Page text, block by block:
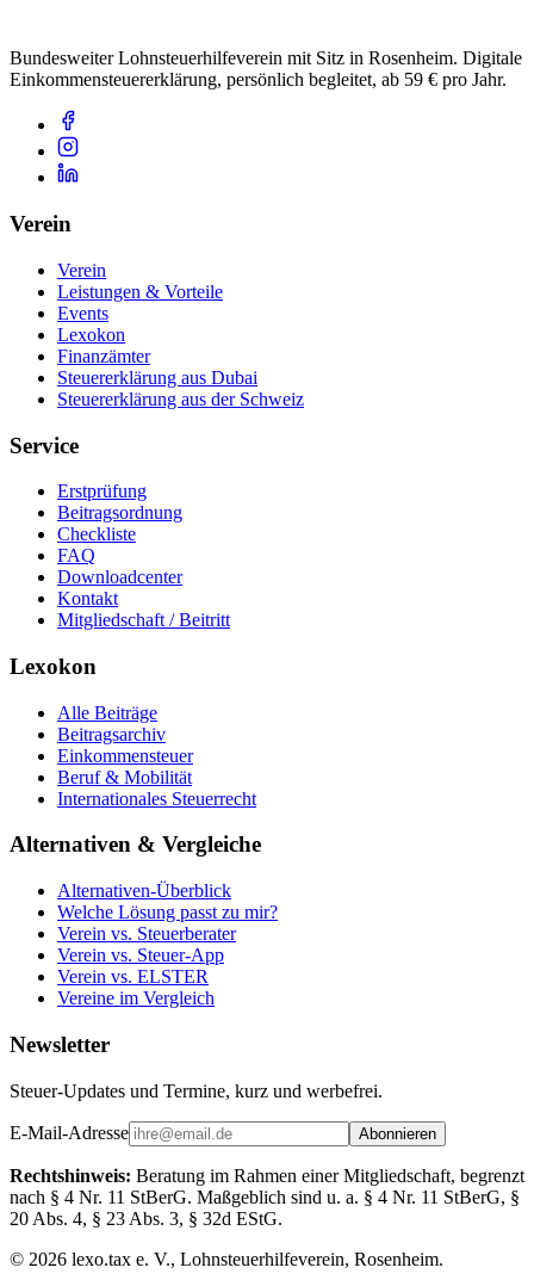
Bundesweiter Lohnsteuerhilfeverein mit Sitz in Rosenheim. Digitale
Einkommensteuererklärung, persönlich begleitet, ab 59 € pro Jahr.
Verein
Verein
Leistungen & Vorteile
Events
Lexokon
Finanzämter
Steuererklärung aus Dubai
Steuererklärung aus der Schweiz
Service
Erstprüfung
Beitragsordnung
Checkliste
FAQ
Downloadcenter
Kontakt
Mitgliedschaft / Beitritt
Lexokon
Alle Beiträge
Beitragsarchiv
Einkommensteuer
Beruf & Mobilität
Internationales Steuerrecht
Alternativen & Vergleiche
Alternativen-Überblick
Welche Lösung passt zu mir?
Verein vs. Steuerberater
Verein vs. Steuer-App
Verein vs. ELSTER
Vereine im Vergleich
Newsletter
Steuer-Updates und Termine, kurz und werbefrei.
E-Mail-Adresse Abonnieren
Rechtshinweis: Beratung im Rahmen einer Mitgliedschaft, begrenzt
nach § 4 Nr. 11 StBerG. Maßgeblich sind u. a. § 4 Nr. 11 StBerG, §
20 Abs. 4, § 23 Abs. 3, § 32d EStG.
© 2026 lexo.tax e. V., Lohnsteuerhilfeverein, Rosenheim.